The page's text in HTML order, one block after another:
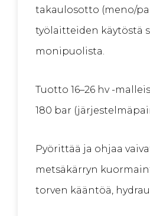
takaulosotto (meno/
työlaitteiden käytöstä
monipuolista.
Tuotto 16–26 hv -
180 bar
Pyörittää ja ohjaa
metsäkärryn
torven kääntöä,